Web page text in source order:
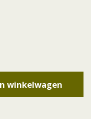
winkelwagen